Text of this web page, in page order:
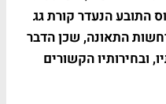
התובע הנעדר קורת גג
התאונה, שכן הדבר
ובחירותיו הקשורים